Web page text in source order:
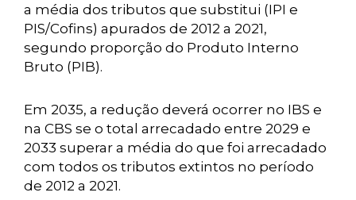
a média dos tributos que substitui (IPI e
PIS/Cofins) apurados de 2012 a 2021,
segundo proporção do Produto Interno
Bruto (PIB).
Em 2035, a redução deverá ocorrer no IBS e
na CBS se o total arrecadado entre 2029 e
2033 superar a média do que foi arrecadado
com todos os tributos extintos no período
de 2012 a 2021.